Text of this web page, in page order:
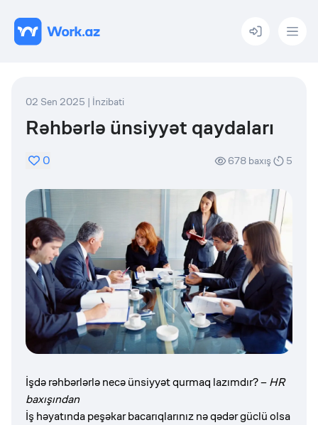
Menu
02 Sen 2025 | İnzibati
Rəhbərlə ünsiyyət qaydaları
0 678 baxış 5
İşdə rəhbərlərlə necə ünsiyyət qurmaq lazımdır? –HR
baxışından
İş həyatında peşəkar bacarıqlarınız nə qədər güclü olsa